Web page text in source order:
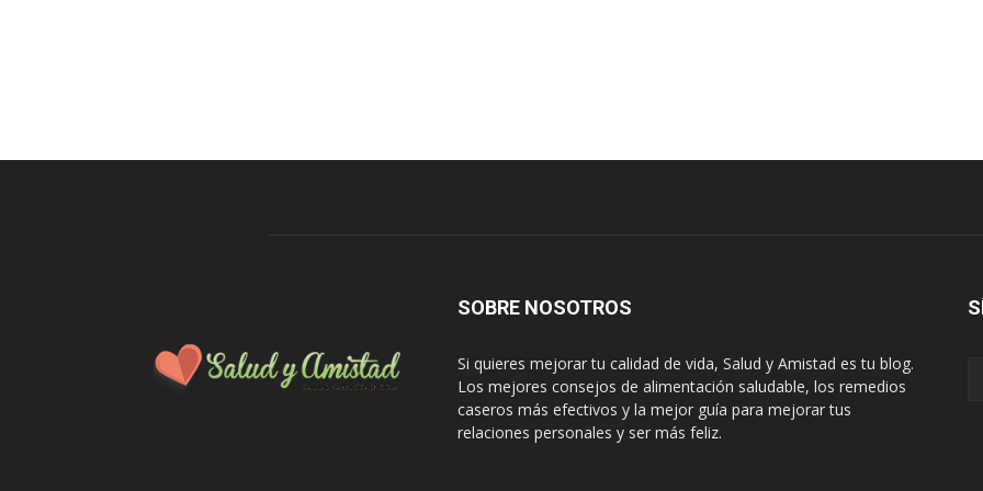
SOBRE NOSOTROS
Si quieres mejorar tu calidad de vida, Salud y Amistad es tu blog.
Los mejores consejos de alimentación saludable, los remedios
caseros más efectivos y la mejor guía para mejorar tus
relaciones personales y ser más feliz.